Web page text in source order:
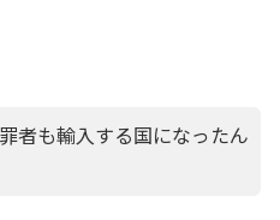
者も輸入する国になったん